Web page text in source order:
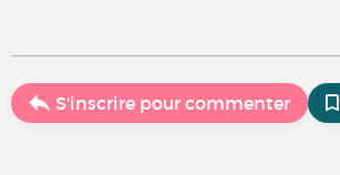
S'inscrire pour commenter